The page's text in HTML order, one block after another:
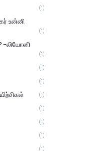
(1)
உன்னி
(1)
லியோனி
(1)
(1)
(1)
(1)
(1)
(1)
(1)
(1)